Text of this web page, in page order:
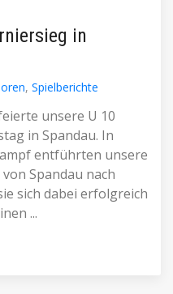
in
, Spielberichte
unsere U 10
in Spandau. In
entführten unsere
Spandau nach
sich dabei erfolgreich
...